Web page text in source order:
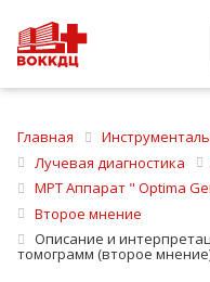
Главная
Лучевая диагностика
МРТ Аппарат " Optima
Второе мнение
Описание и
томограмм (второе